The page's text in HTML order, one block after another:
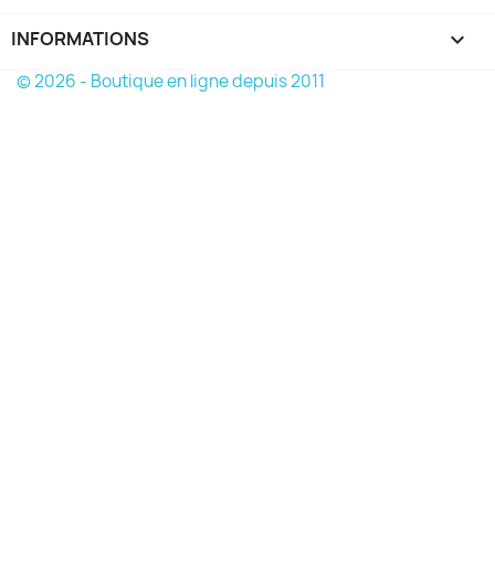
INFORMATIONS keyboard_arrow_down
© 2026 - Boutique en ligne depuis 2011